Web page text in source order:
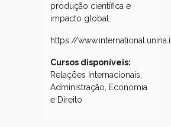
produção científica e
impacto global.
https://
Cursos disponíveis:
Relações Internacionais,
Administração, Economia
e Direito